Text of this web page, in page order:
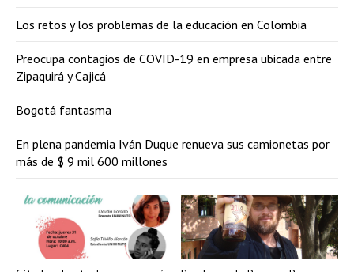
Los retos y los problemas de la educación en Colombia
Preocupa contagios de COVID-19 en empresa ubicada entre
Zipaquirá y Cajicá
Bogotá fantasma
En plena pandemia Iván Duque renueva sus camionetas por
más de $ 9 mil 600 millones